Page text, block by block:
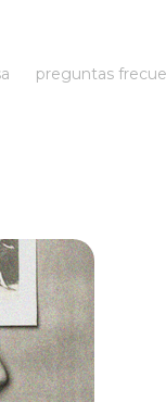
preguntas